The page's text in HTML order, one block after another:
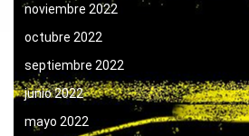
noviembre 2022
octubre 2022
septiembre 2022
junio 2022
mayo 2022